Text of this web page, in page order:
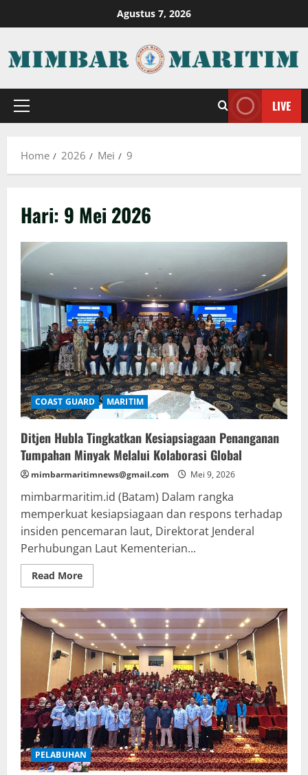
to
Agustus 7, 2026
Primary
LIVE
Home 2026 Mei 9
Hari: 9 Mei 2026
COAST GUARD MARITIM
Ditjen Hubla Tingkatkan Kesiapsiagaan Penanganan
Tumpahan Minyak Melalui Kolaborasi Global
mimbarmaritimnews@gmail.com Mei 9, 2026
mimbarmaritim.id (Batam) Dalam rangka
memperkuat kesiapsiagaan dan respons terhadap
insiden pencemaran laut, Direktorat Jenderal
Perhubungan Laut Kementerian...
Read MoreRead
more
Hubla
Tingkatkan
Kesiapsiagaan
Penanganan
Tumpahan
Minyak
Melalui
Kolaborasi
Global
PELABUHAN